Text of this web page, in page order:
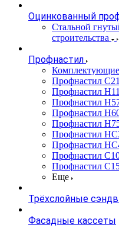
Оцинкованный
Стальной
строительства
Профнастил
Комплектующие
Профнастил C21
Профнастил
Профнастил
Профнастил
Профнастил
Профнастил
Профнастил
Профнастил
Профнастил
Еще
Трёхслойные
Фасадные кассеты